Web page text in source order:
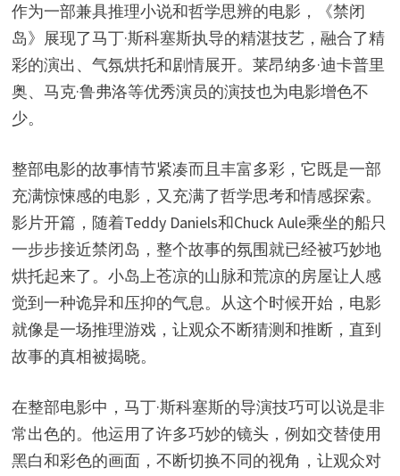
作为一部兼具推理小说和哲学思辨的电影，《禁闭
岛》展现了马丁·斯科塞斯执导的精湛技艺，融合了精
彩的演出、气氛烘托和剧情展开。莱昂纳多·迪卡普里
奥、马克·鲁弗洛等优秀演员的演技也为电影增色不
少。
整部电影的故事情节紧凑而且丰富多彩，它既是一部
充满惊悚感的电影，又充满了哲学思考和情感探索。
影片开篇，随着Teddy Daniels和Chuck Aule乘坐的船只
一步步接近禁闭岛，整个故事的氛围就已经被巧妙地
烘托起来了。小岛上苍凉的山脉和荒凉的房屋让人感
觉到一种诡异和压抑的气息。从这个时候开始，电影
就像是一场推理游戏，让观众不断猜测和推断，直到
故事的真相被揭晓。
在整部电影中，马丁·斯科塞斯的导演技巧可以说是非
常出色的。他运用了许多巧妙的镜头，例如交替使用
黑白和彩色的画面，不断切换不同的视角，让观众对